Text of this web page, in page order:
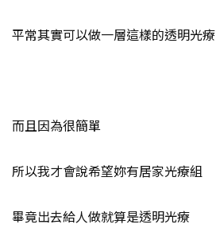
平常其實可以做一層這樣的透明光療
而且因為很簡單
所以我才會說希望妳有居家光療組
畢竟出去給人做就算是透明光療